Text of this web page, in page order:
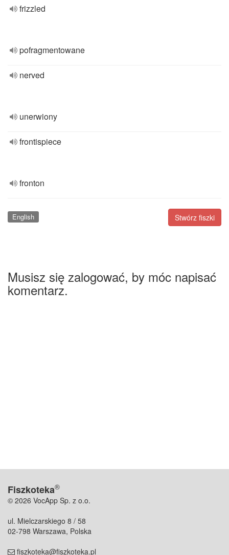
frizzled
pofragmentowane
nerved
unerwiony
frontispiece
fronton
Stwórz fiszki
English
Musisz się zalogować, by móc napisać
komentarz.
Fiszkoteka®
© 2026 VocApp Sp. z o.o.
ul. Mielczarskiego 8 / 58
02-798 Warszawa, Polska
fiszkoteka@fiszkoteka.pl